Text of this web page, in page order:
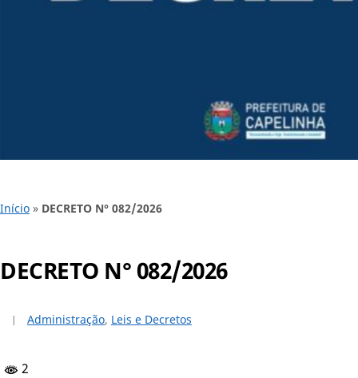
Início » DECRETO N° 082/2026
DECRETO N° 082/2026
Administração, Leis e Decretos
2